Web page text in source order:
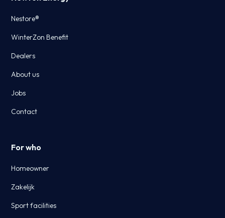
Nestore®
WinterZon Benefit
Dealers
About us
Jobs
Contact
For who
Homeowner
Zakelijk
Sport facilities